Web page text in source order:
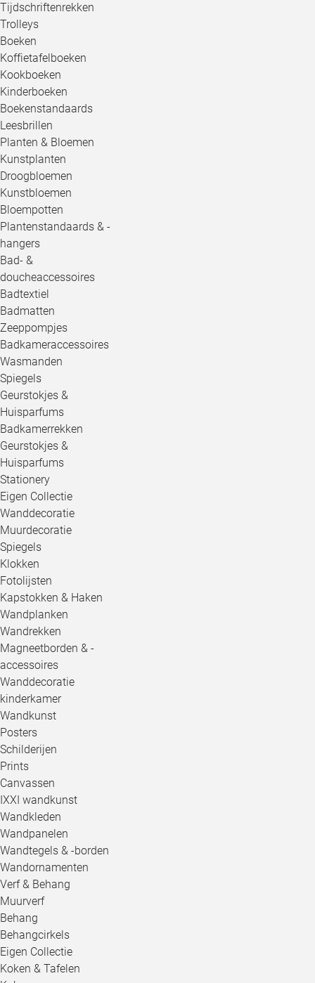
Tijdschriftenrekken
Trolleys
Boeken
Koffietafelboeken
Kookboeken
Kinderboeken
Boekenstandaards
Leesbrillen
Planten & Bloemen
Kunstplanten
Droogbloemen
Kunstbloemen
Bloempotten
Plantenstandaards & -
hangers
Bad- &
doucheaccessoires
Badtextiel
Badmatten
Zeeppompjes
Badkameraccessoires
Wasmanden
Spiegels
Geurstokjes &
Huisparfums
Badkamerrekken
Geurstokjes &
Huisparfums
Stationery
Eigen Collectie
Wanddecoratie
Muurdecoratie
Spiegels
Klokken
Fotolijsten
Kapstokken & Haken
Wandplanken
Wandrekken
Magneetborden & -
accessoires
Wanddecoratie
kinderkamer
Wandkunst
Posters
Schilderijen
Prints
Canvassen
IXXI wandkunst
Wandkleden
Wandpanelen
Wandtegels & -borden
Wandornamenten
Verf & Behang
Muurverf
Behang
Behangcirkels
Eigen Collectie
Koken & Tafelen